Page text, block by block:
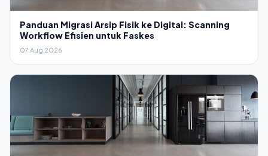
Panduan Migrasi Arsip Fisik ke Digital: Scanning
Workflow Efisien untuk Faskes
07 Aug 2026